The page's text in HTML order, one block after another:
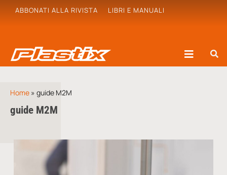
ABBONATI ALLA RIVISTA LIBRI E MANUALI
Home » guide M2M
guide M2M